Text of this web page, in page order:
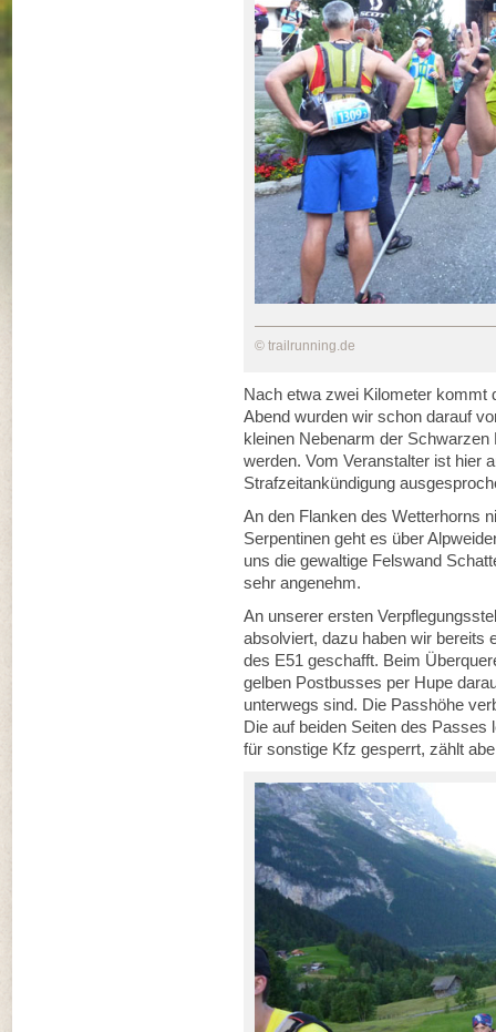
© trailrunning.de
Nach etwa zwei Kilometer kommt
Abend wurden wir schon darauf
kleinen Nebenarm der
werden. Vom Veranstalter ist hier
Strafzeitankündigung
An den Flanken des Wetterhorns
Serpentinen geht es über
uns die gewaltige Felswand
sehr angenehm.
An unserer ersten
absolviert, dazu haben wir bereits
des E51 geschafft. Beim
gelben Postbusses per Hupe
unterwegs sind. Die Passhöhe
Die auf beiden Seiten des Passes
für sonstige Kfz gesperrt, zählt